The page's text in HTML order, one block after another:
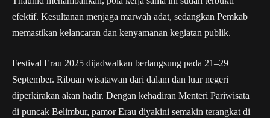
efektif. Kesultanan menjaga marwah adat, sedangkan Pemkab
memastikan kelancaran dan kenyamanan kegiatan publik.
Festival Erau 2025 dijadwalkan berlangsung pada 21–29
September. Ribuan wisatawan dari dalam dan luar negeri
diperkirakan akan hadir. Dengan kehadiran Menteri Pariwisata
di puncak Belimbur, pamor Erau diyakini semakin terangkat di